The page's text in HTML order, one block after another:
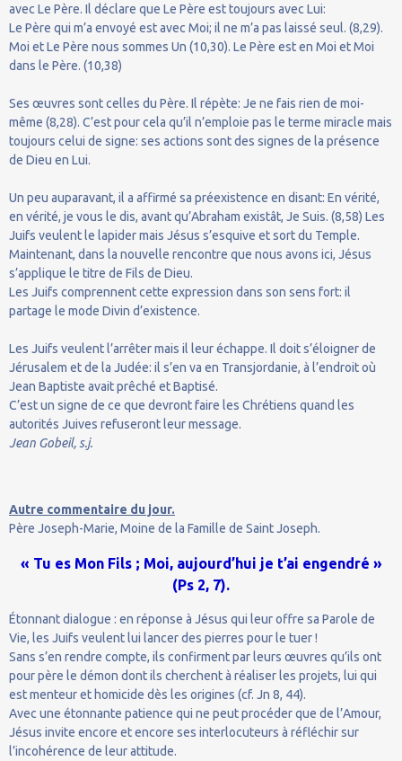
avec Le Père. Il déclare que Le Père est toujours avec Lui:
Le Père qui m’a envoyé est avec Moi; il ne m’a pas laissé seul. (8,29).
Moi et Le Père nous sommes Un (10,30). Le Père est en Moi et Moi
dans le Père. (10,38)
Ses œuvres sont celles du Père. Il répète: Je ne fais rien de moi-
même (8,28). C’est pour cela qu’il n’emploie pas le terme miracle mais
toujours celui de signe: ses actions sont des signes de la présence
de Dieu en Lui.
Un peu auparavant, il a affirmé sa préexistence en disant: En vérité,
en vérité, je vous le dis, avant qu’Abraham existât, Je Suis. (8,58) Les
Juifs veulent le lapider mais Jésus s’esquive et sort du Temple.
Maintenant, dans la nouvelle rencontre que nous avons ici, Jésus
s’applique le titre de Fils de Dieu.
Les Juifs comprennent cette expression dans son sens fort: il
partage le mode Divin d’existence.
Les Juifs veulent l’arrêter mais il leur échappe. Il doit s’éloigner de
Jérusalem et de la Judée: il s’en va en Transjordanie, à l’endroit où
Jean Baptiste avait prêché et Baptisé.
C’est un signe de ce que devront faire les Chrétiens quand les
autorités Juives refuseront leur message.
Jean Gobeil, s.j.
Autre commentaire du jour.
Père Joseph-Marie, Moine de la Famille de Saint Joseph.
« Tu es Mon Fils ; Moi, aujourd’hui je t’ai engendré »
(Ps 2, 7).
Étonnant dialogue : en réponse à Jésus qui leur offre sa Parole de
Vie, les Juifs veulent lui lancer des pierres pour le tuer !
Sans s’en rendre compte, ils confirment par leurs œuvres qu’ils ont
pour père le démon dont ils cherchent à réaliser les projets, lui qui
est menteur et homicide dès les origines (cf. Jn 8, 44).
Avec une étonnante patience qui ne peut procéder que de l’Amour,
Jésus invite encore et encore ses interlocuteurs à réfléchir sur
l’incohérence de leur attitude.